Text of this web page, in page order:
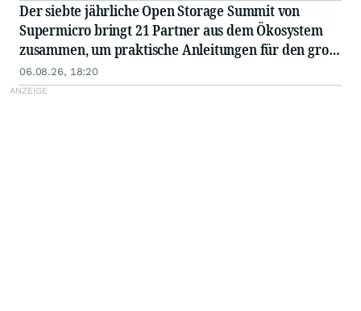
Der siebte jährliche Open Storage Summit von
Supermicro bringt 21 Partner aus dem Ökosystem
zusammen, um praktische Anleitungen für den groß
angelegten Einsatz von KI in Unternehmen
auszutauschen
06.08.26, 18:20